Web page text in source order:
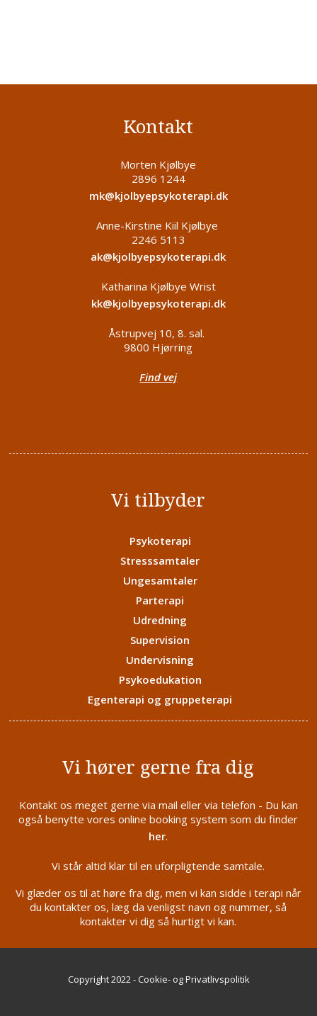
Kontakt
Morten Kjølbye
2896 1244
mk@kjolbyepsykoterapi.dk
Anne-Kirstine Kiil Kjølbye
2246 5113
ak@kjolbyepsykoterapi.dk
Katharina Kjølbye Wrist
kk@kjolbyepsykoterapi.dk
Åstrupvej 10, 8. sal.
9800 Hjørring
Find vej
Vi tilbyder
Psykoterapi
Stresssamtaler
Ungesamtaler
Parterapi
Udredning
Supervision
Undervisning
Psykoedukation
Egenterapi og gruppeterapi
Vi hører gerne fra dig
Kontakt os meget gerne via mail eller via telefon - Du kan
også benytte vores online booking system som du finder
her.
Vi står altid klar til en uforpligtende samtale.
Vi glæder os til at høre fra dig, men vi kan sidde i terapi når
du kontakter os, læg da venligst navn og nummer, så
kontakter vi dig så hurtigt vi kan.
Copyright 2022 -Cookie- og Privatlivspolitik